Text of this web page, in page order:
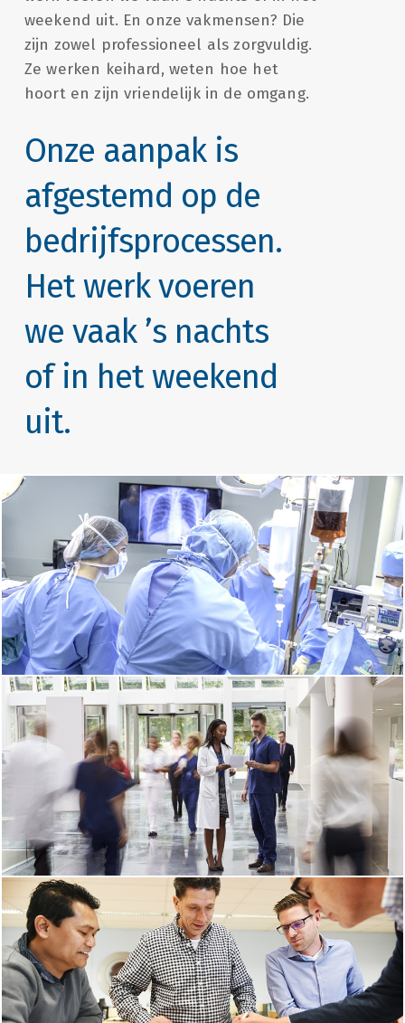
weekend uit. En onze vakmensen? Die
zijn zowel professioneel als zorgvuldig.
Ze werken keihard, weten hoe het
hoort en zijn vriendelijk in de omgang.
Onze aanpak is
afgestemd op de
bedrijfsprocessen.
Het werk voeren
we vaak ’s nachts
of in het weekend
uit.